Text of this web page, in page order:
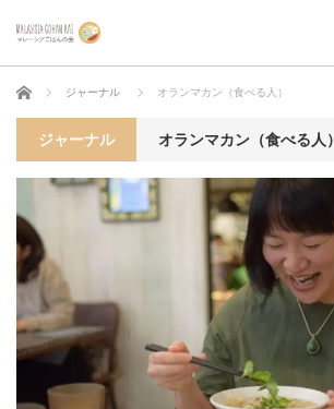
ホーム ジャーナル オランマカン（食べる人）
ジャーナル オランマカン（食べる人）